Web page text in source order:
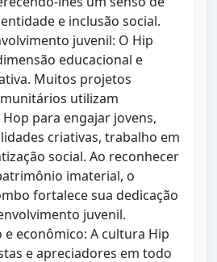
e inclusão social.
juvenil: O Hip
educacional e
Muitos projetos
utilizam
para engajar jovens,
criativas, trabalho em
social. Ao reconhecer
imaterial, o
fortalece sua dedicação
juvenil.
econômico: A cultura Hip
e apreciadores em todo